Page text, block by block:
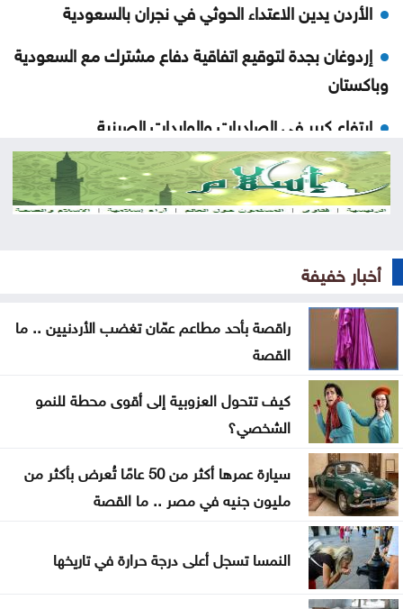
الأردن يدين الاعتداء الحوثي في نجران بالسعودية
إردوغان بجدة لتوقيع اتفاقية دفاع مشترك مع السعودية
وباكستان
ارتفاع كبير في الصادرات والواردات الصينية
الاحتلال يلقي قنبلة باتجاه جرافة للجيش اللبناني
بالمنصوري
العثور على جثة شخص داخل حفرة في الكورة
الاحتلال يقصف بلدة ميس الجبل جنوبي لبنان
فينيسيوس جونيور يمدد عقده مع ريال مدريد
ارتفاع عدد إصابات إيبولا إلى أكثر من 4 آلاف بالكونغو
راقصة بأحد مطاعم عمّان تغضب الأردنيين .. ما القصة
أخبار خفيفة
راقصة بأحد مطاعم عمّان تغضب الأردنيين .. ما
القصة
كيف تتحول العزوبية إلى أقوى محطة للنمو
الشخصي؟
سيارة عمرها أكثر من 50 عامًا تُعرض بأكثر من
مليون جنيه في مصر .. ما القصة
النمسا تسجل أعلى درجة حرارة في تاريخها